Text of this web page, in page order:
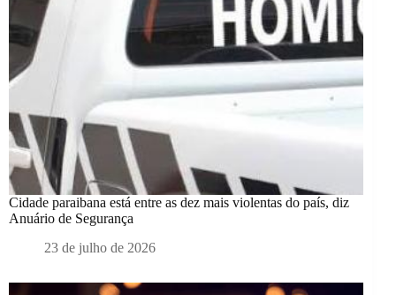
Cidade paraibana está entre as dez mais violentas do país, diz
Anuário de Segurança
23 de julho de 2026